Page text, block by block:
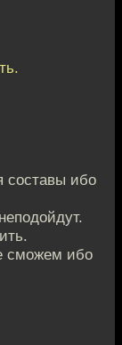
составы ибо
сможем ибо